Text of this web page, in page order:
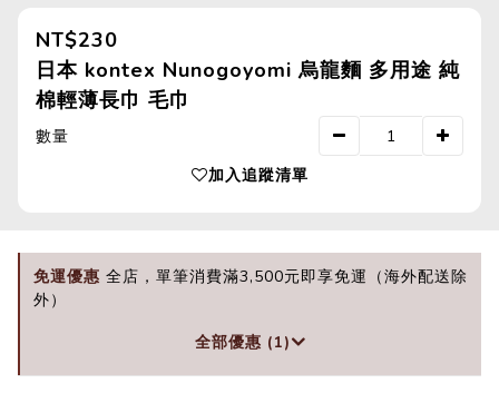
NT$230
日本 kontex Nunogoyomi 烏龍麵 多用途 純
棉輕薄長巾 毛巾
數量
加入追蹤清單
免運優惠 全店，單筆消費滿3,500元即享免運（海外配送除
外）
全部優惠 (1)